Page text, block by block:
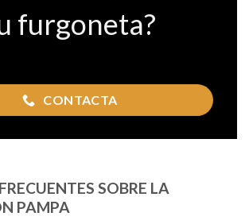
furgoneta?
CONTACTA
SOBRE LA
PAMPA